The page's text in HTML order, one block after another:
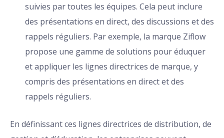
suivies par toutes les équipes. Cela peut inclure
des présentations en direct, des discussions et des
rappels réguliers. Par exemple, la marque Ziflow
propose une gamme de solutions pour éduquer
et appliquer les lignes directrices de marque, y
compris des présentations en direct et des
rappels réguliers.
En définissant ces lignes directrices de distribution, de